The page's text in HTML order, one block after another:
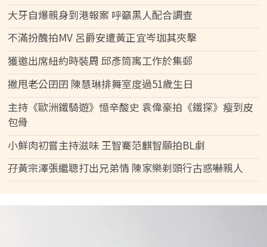
大牙自爆親身到港報案 呼籲黑人配合調查
不滿扮醜拍MV 呂爵安遭黃正宜岑珈其夾擊
獲邀出席紐約時裝周 邱彥筒寓工作於集郵
撇甩老公囝囝 陳慧琳排舞室度過51歲生日
主持《歐洲鐵騎遊》憶辛酸史 袁偉豪拍《鐵探》瘦到皮
包骨
小鮮肉初嘗主持滋味 王智騫范麒智願拍BL劇
孖黃宗澤張繼聰打出兄弟情 陳家樂剃頭行古惑嚇親人